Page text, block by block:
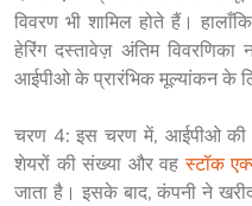
विवरण भी शामिल होते हैं।
हेरिंग दस्तावेज़ अंतिम
आईपीओ के प्रारंभिक मूल्यांकन के
चरण 4: इस चरण में, आईपीओ की
शेयरों की संख्या और वह स्टॉक
जाता है। इसके बाद, कंपनी ने